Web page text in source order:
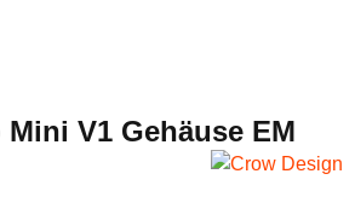
V1 Gehäuse EM